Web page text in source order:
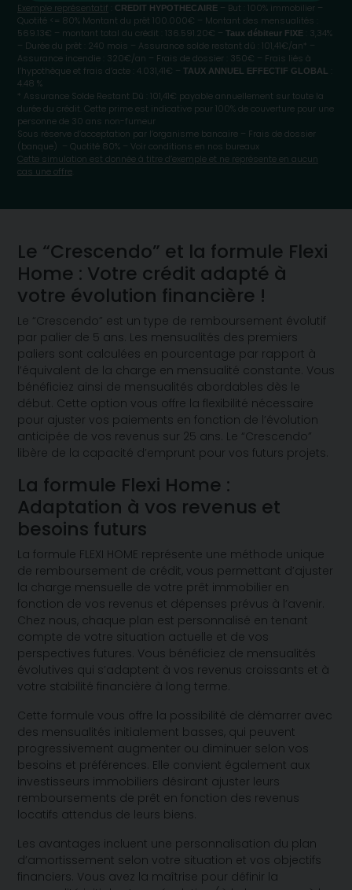
Exemple représentatif CREDIT HYPOTHECAIRE – But : 100% immobilier –
Quotité <= 80% Montant du prêt 100.000€ – Montant des mensualités :
569.13€ – montant total du crédit : 136.591.20€ – Taux débiteur FIXE
: 3,34%
– Durée du prêt : 240 mois – Assurance solde restant dû : 101,41€/an* –
Assurance incendie : 320€/an – Frais de dossier : 350€ – Frais liés à
l’hypothèque et frais d’acte : 4.031,41€ – TAUX ANNUEL EFFECTIF GLOBAL
4.48 %
* Assurance Solde Restant Dû : 101,41€ payable annuellement sur toute la
durée du crédit. Cette prime est indicative pour 100% de couverture pour une
personne de 30 ans non-fumeur
Sous réserve d’acceptation par l’organisme bancaire – Frais de dossier
(banque) – Quotité 80% – Voir conditions en nos bureaux
Cette simulation est donnée à titre d’exemple et ne représente en aucun
cas une offre
Le “Crescendo” et la formule Flexi
Home : Votre crédit adapté à
votre évolution financière !
Le “Crescendo” est un type de remboursement évolutif
par palier de 5 ans. Les mensualités des premiers
paliers sont calculées en pourcentage par rapport à
l’équivalent de la charge en mensualité constante. Vous
bénéficiez ainsi de mensualités abordables dès le
début. Cette option vous offre la flexibilité nécessaire
pour ajuster vos paiements en fonction de l’évolution
anticipée de vos revenus sur 25 ans. Le “Crescendo”
libère de la capacité d’emprunt pour vos futurs projets.
La formule Flexi Home :
Adaptation à vos revenus et
besoins futurs
La formule FLEXI HOME représente une méthode unique
de remboursement de crédit, vous permettant d’ajuster
la charge mensuelle de votre prêt immobilier en
fonction de vos revenus et dépenses prévus à l’avenir.
Chez nous, chaque plan est personnalisé en tenant
compte de votre situation actuelle et de vos
perspectives futures. Vous bénéficiez de mensualités
évolutives qui s’adaptent à vos revenus croissants et à
votre stabilité financière à long terme.
Cette formule vous offre la possibilité de démarrer avec
des mensualités initialement basses, qui peuvent
progressivement augmenter ou diminuer selon vos
besoins et préférences. Elle convient également aux
investisseurs immobiliers désirant ajuster leurs
remboursements de prêt en fonction des revenus
locatifs attendus de leurs biens.
Les avantages incluent une personnalisation du plan
d’amortissement selon votre situation et vos objectifs
financiers. Vous avez la maîtrise pour définir la